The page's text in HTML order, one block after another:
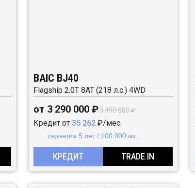
BAIC BJ40
Flagship 2.0T 8AT (218 л.с.) 4WD
от 3 290 000 ₽3 490 000 ₽
Кредит от 35 262 ₽/мес.
гарантия 5 лет / 100 000 км
КРЕДИТ TRADE IN